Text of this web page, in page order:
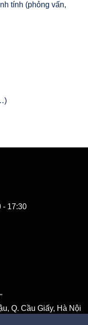
tính (phỏng vấn,
- 17:30
Q. Cầu Giấy, Hà Nội